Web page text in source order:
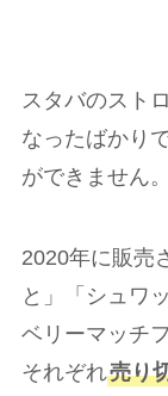
スタバのスト
なったばかり
ができません。
2020年に販売
と」「シュワ
ベリーマッチ
それぞれ売り